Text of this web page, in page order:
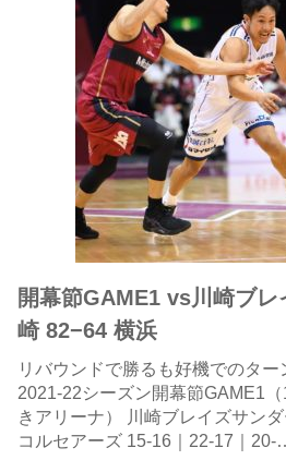
開幕節GAME1 vs川崎ブレ
崎 82−64 横浜
リバウンドで勝るも好機でのター
2021-22シーズン開幕節GAME1
きアリーナ） 川崎ブレイズサン
コルセアーズ 15-16｜22-17｜20-